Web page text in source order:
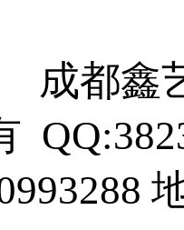
成都鑫